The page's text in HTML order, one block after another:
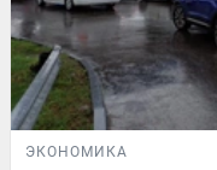
ЭКОНОМИКА